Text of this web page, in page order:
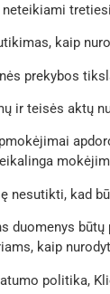
kaip
prekybos
ir teisės aktų
nesutikti, kad
duomenys
kaip
politika,